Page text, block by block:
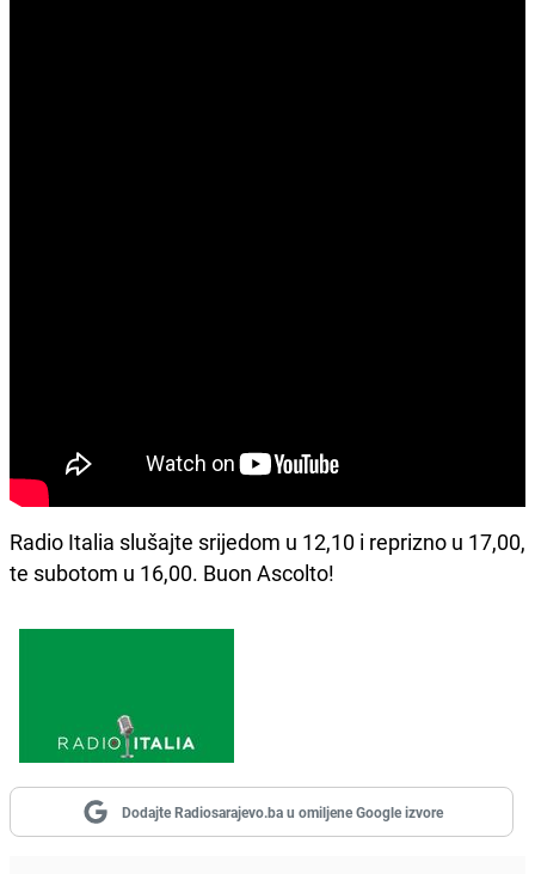
Radio Italia slušajte srijedom u 12,10 i reprizno u 17,00,
te subotom u 16,00. Buon Ascolto!
Dodajte Radiosarajevo.ba u omiljene Google izvore